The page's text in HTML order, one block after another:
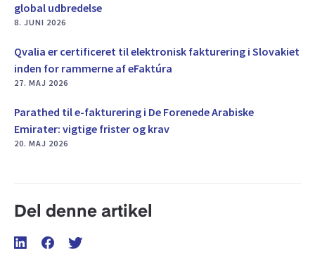
global udbredelse
8. JUNI 2026
Qvalia er certificeret til elektronisk fakturering i Slovakiet
inden for rammerne af eFaktúra
27. MAJ 2026
Parathed til e-fakturering i De Forenede Arabiske
Emirater: vigtige frister og krav
20. MAJ 2026
Del denne artikel